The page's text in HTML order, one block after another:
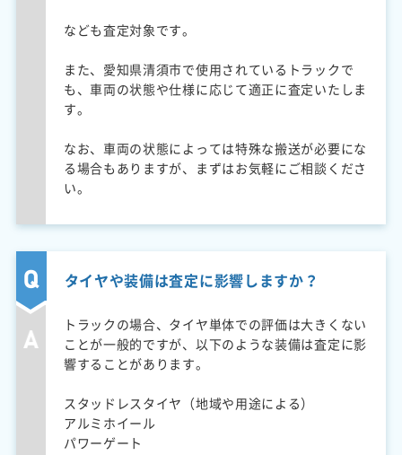
なども査定対象です。
また、愛知県清須市で使用されているトラックで
も、車両の状態や仕様に応じて適正に査定いたしま
す。
なお、車両の状態によっては特殊な搬送が必要にな
る場合もありますが、まずはお気軽にご相談くださ
い。
タイヤや装備は査定に影響しますか？
トラックの場合、タイヤ単体での評価は大きくない
ことが一般的ですが、以下のような装備は査定に影
響することがあります。
スタッドレスタイヤ（地域や用途による）
アルミホイール
パワーゲート